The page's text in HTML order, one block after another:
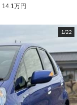
14.1万円
1/22